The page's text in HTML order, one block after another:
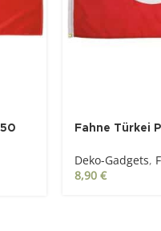
Fahne Türkei
Deko-Gadgets,
8,90 €